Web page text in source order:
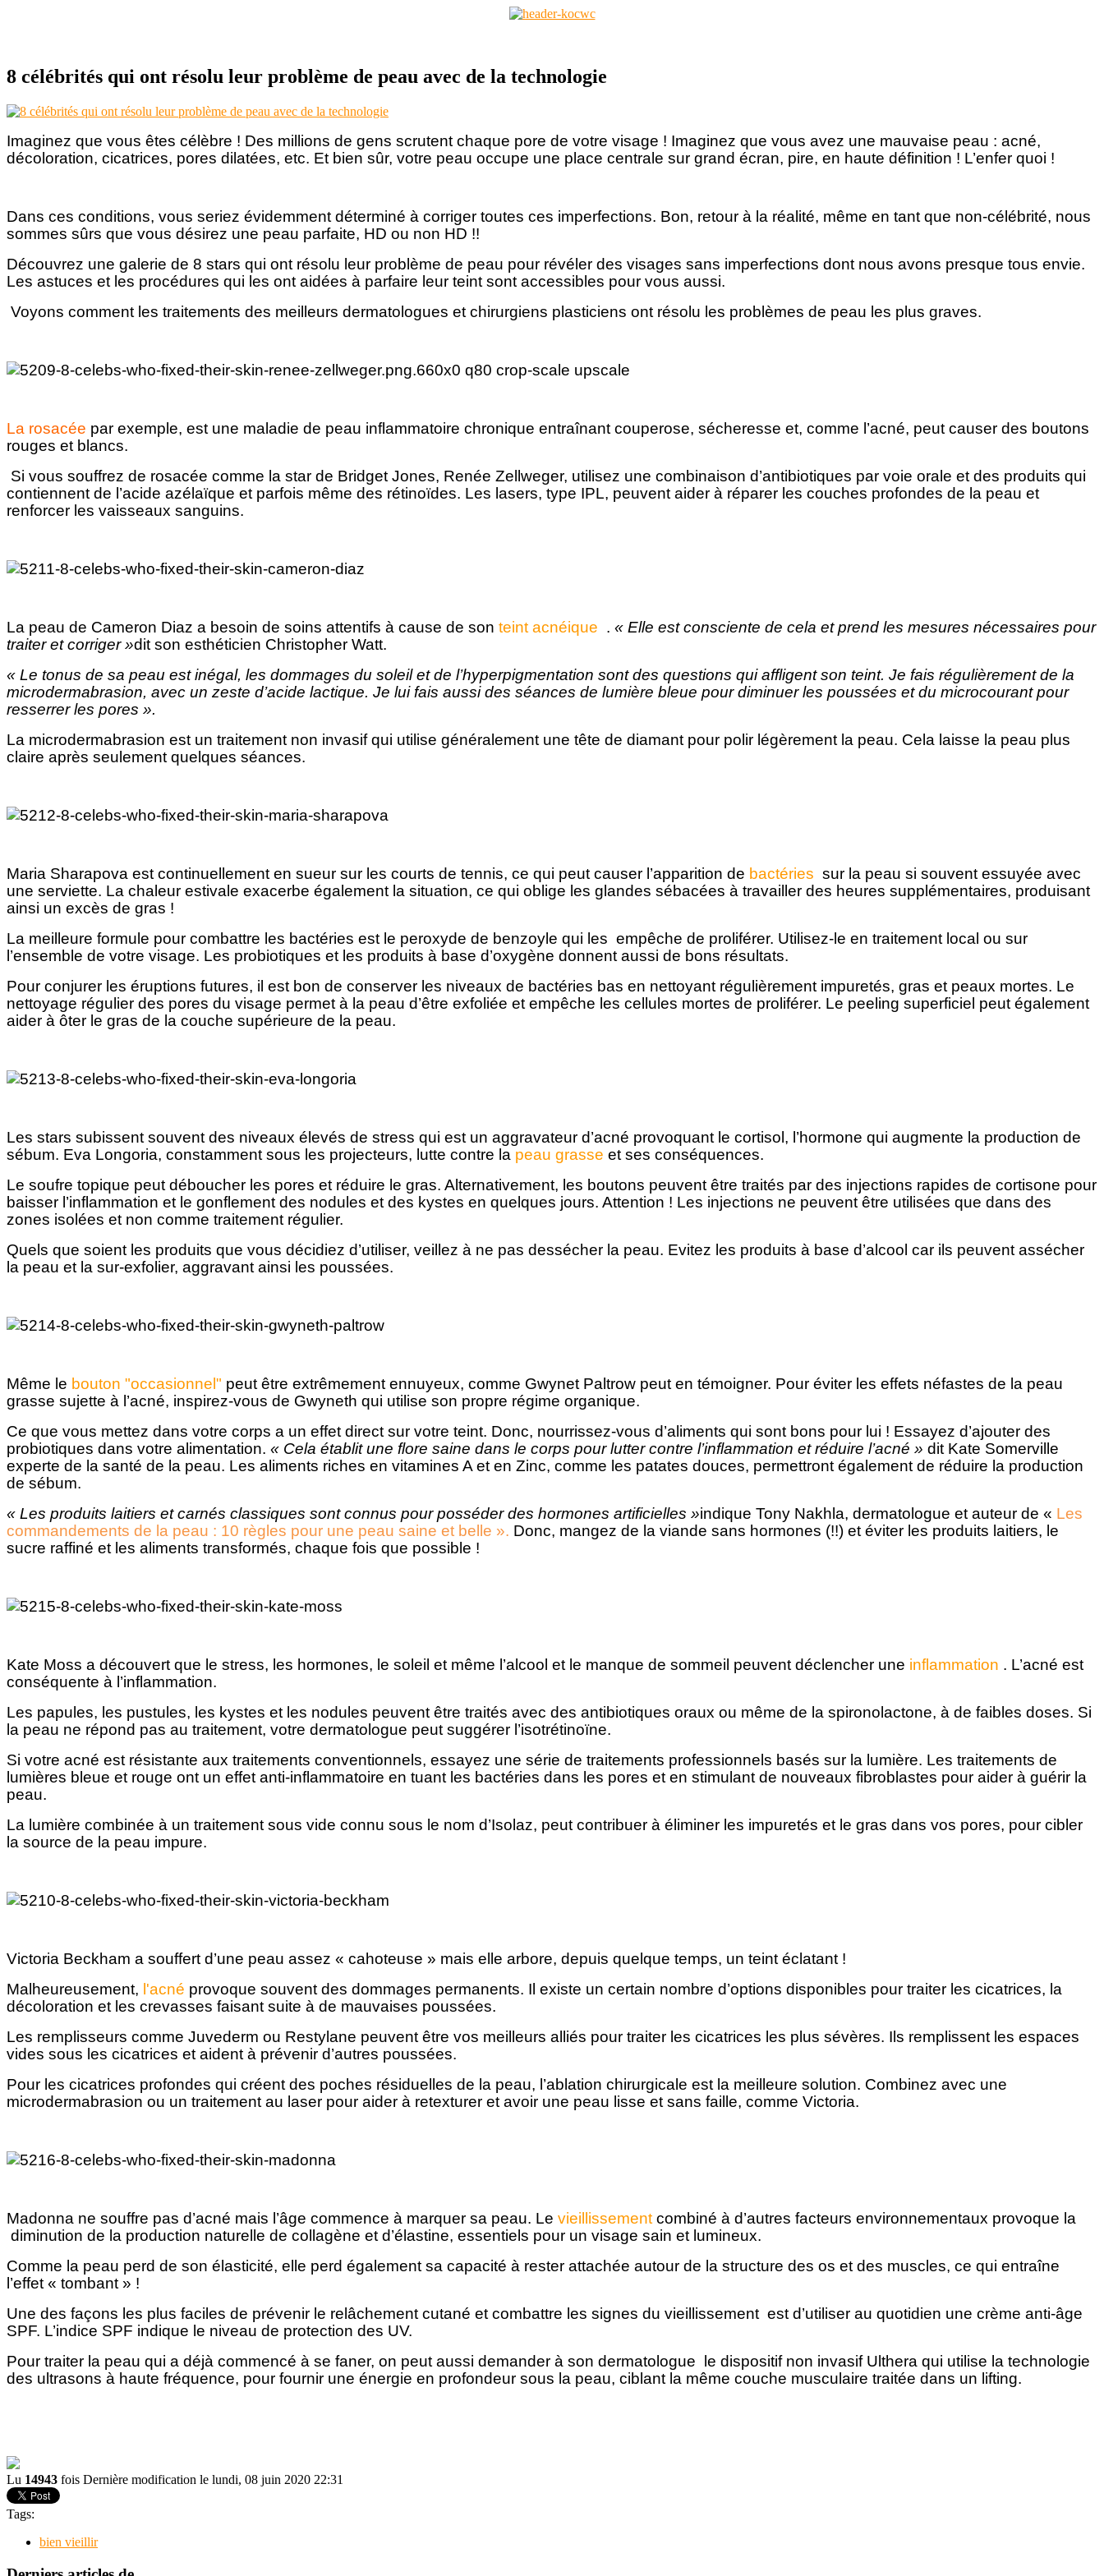
8 célébrités qui ont résolu leur problème de peau avec de la technologie
Imaginez que vous êtes célèbre ! Des millions de gens scrutent chaque pore de votre visage ! Imaginez que vous avez une mauvaise peau : acné,
décoloration, cicatrices, pores dilatées, etc. Et bien sûr, votre peau occupe une place centrale sur grand écran, pire, en haute définition ! L’enfer quoi !
Dans ces conditions, vous seriez évidemment déterminé à corriger toutes ces imperfections. Bon, retour à la réalité, même en tant que non-célébrité, nous
sommes sûrs que vous désirez une peau parfaite, HD ou non HD !!
Découvrez une galerie de 8 stars qui ont résolu leur problème de peau pour révéler des visages sans imperfections dont nous avons presque tous envie.
Les astuces et les procédures qui les ont aidées à parfaire leur teint sont accessibles pour vous aussi.
Voyons comment les traitements des meilleurs dermatologues et chirurgiens plasticiens ont résolu les problèmes de peau les plus graves.
La rosacée par exemple, est une maladie de peau inflammatoire chronique entraînant couperose, sécheresse et, comme l’acné, peut causer des boutons
rouges et blancs.
Si vous souffrez de rosacée comme la star de Bridget Jones, Renée Zellweger, utilisez une combinaison d’antibiotiques par voie orale et des produits qui
contiennent de l’acide azélaïque et parfois même des rétinoïdes. Les lasers, type IPL, peuvent aider à réparer les couches profondes de la peau et
renforcer les vaisseaux sanguins.
La peau de Cameron Diaz a besoin de soins attentifs à cause de son teint acnéique . « Elle est consciente de cela et prend les mesures nécessaires pour
traiter et corriger »dit son esthéticien Christopher Watt.
« Le tonus de sa peau est inégal, les dommages du soleil et de l’hyperpigmentation sont des questions qui affligent son teint. Je fais régulièrement de la
microdermabrasion, avec un zeste d’acide lactique. Je lui fais aussi des séances de lumière bleue pour diminuer les poussées et du microcourant pour
resserrer les pores ».
La microdermabrasion est un traitement non invasif qui utilise généralement une tête de diamant pour polir légèrement la peau. Cela laisse la peau plus
claire après seulement quelques séances.
Maria Sharapova est continuellement en sueur sur les courts de tennis, ce qui peut causer l’apparition de bactéries sur la peau si souvent essuyée avec
une serviette. La chaleur estivale exacerbe également la situation, ce qui oblige les glandes sébacées à travailler des heures supplémentaires, produisant
ainsi un excès de gras !
La meilleure formule pour combattre les bactéries est le peroxyde de benzoyle qui les empêche de proliférer. Utilisez-le en traitement local ou sur
l’ensemble de votre visage. Les probiotiques et les produits à base d’oxygène donnent aussi de bons résultats.
Pour conjurer les éruptions futures, il est bon de conserver les niveaux de bactéries bas en nettoyant régulièrement impuretés, gras et peaux mortes. Le
nettoyage régulier des pores du visage permet à la peau d’être exfoliée et empêche les cellules mortes de proliférer. Le peeling superficiel peut également
aider à ôter le gras de la couche supérieure de la peau.
Les stars subissent souvent des niveaux élevés de stress qui est un aggravateur d’acné provoquant le cortisol, l’hormone qui augmente la production de
sébum. Eva Longoria, constamment sous les projecteurs, lutte contre la peau grasse et ses conséquences.
Le soufre topique peut déboucher les pores et réduire le gras. Alternativement, les boutons peuvent être traités par des injections rapides de cortisone pour
baisser l’inflammation et le gonflement des nodules et des kystes en quelques jours. Attention ! Les injections ne peuvent être utilisées que dans des
zones isolées et non comme traitement régulier.
Quels que soient les produits que vous décidiez d’utiliser, veillez à ne pas dessécher la peau. Evitez les produits à base d’alcool car ils peuvent assécher
la peau et la sur-exfolier, aggravant ainsi les poussées.
Même le bouton "occasionnel" peut être extrêmement ennuyeux, comme Gwynet Paltrow peut en témoigner. Pour éviter les effets néfastes de la peau
grasse sujette à l’acné, inspirez-vous de Gwyneth qui utilise son propre régime organique.
Ce que vous mettez dans votre corps a un effet direct sur votre teint. Donc, nourrissez-vous d’aliments qui sont bons pour lui ! Essayez d’ajouter des
probiotiques dans votre alimentation. « Cela établit une flore saine dans le corps pour lutter contre l’inflammation et réduire l’acné » dit Kate Somerville
experte de la santé de la peau. Les aliments riches en vitamines A et en Zinc, comme les patates douces, permettront également de réduire la production
de sébum.
« Les produits laitiers et carnés classiques sont connus pour posséder des hormones artificielles »indique Tony Nakhla, dermatologue et auteur de « Les
commandements de la peau : 10 règles pour une peau saine et belle ». Donc, mangez de la viande sans hormones (!!) et éviter les produits laitiers, le
sucre raffiné et les aliments transformés, chaque fois que possible !
Kate Moss a découvert que le stress, les hormones, le soleil et même l’alcool et le manque de sommeil peuvent déclencher une inflammation . L’acné est
conséquente à l’inflammation.
Les papules, les pustules, les kystes et les nodules peuvent être traités avec des antibiotiques oraux ou même de la spironolactone, à de faibles doses. Si
la peau ne répond pas au traitement, votre dermatologue peut suggérer l’isotrétinoïne.
Si votre acné est résistante aux traitements conventionnels, essayez une série de traitements professionnels basés sur la lumière. Les traitements de
lumières bleue et rouge ont un effet anti-inflammatoire en tuant les bactéries dans les pores et en stimulant de nouveaux fibroblastes pour aider à guérir la
peau.
La lumière combinée à un traitement sous vide connu sous le nom d’Isolaz, peut contribuer à éliminer les impuretés et le gras dans vos pores, pour cibler
la source de la peau impure.
Victoria Beckham a souffert d’une peau assez « cahoteuse » mais elle arbore, depuis quelque temps, un teint éclatant !
Malheureusement, l'acné provoque souvent des dommages permanents. Il existe un certain nombre d’options disponibles pour traiter les cicatrices, la
décoloration et les crevasses faisant suite à de mauvaises poussées.
Les remplisseurs comme Juvederm ou Restylane peuvent être vos meilleurs alliés pour traiter les cicatrices les plus sévères. Ils remplissent les espaces
vides sous les cicatrices et aident à prévenir d’autres poussées.
Pour les cicatrices profondes qui créent des poches résiduelles de la peau, l’ablation chirurgicale est la meilleure solution. Combinez avec une
microdermabrasion ou un traitement au laser pour aider à retexturer et avoir une peau lisse et sans faille, comme Victoria.
Madonna ne souffre pas d’acné mais l’âge commence à marquer sa peau. Le vieillissement combiné à d’autres facteurs environnementaux provoque la
diminution de la production naturelle de collagène et d’élastine, essentiels pour un visage sain et lumineux.
Comme la peau perd de son élasticité, elle perd également sa capacité à rester attachée autour de la structure des os et des muscles, ce qui entraîne
l’effet « tombant » !
Une des façons les plus faciles de prévenir le relâchement cutané et combattre les signes du vieillissement est d’utiliser au quotidien une crème anti-âge
SPF. L’indice SPF indique le niveau de protection des UV.
Pour traiter la peau qui a déjà commencé à se faner, on peut aussi demander à son dermatologue le dispositif non invasif Ulthera qui utilise la technologie
des ultrasons à haute fréquence, pour fournir une énergie en profondeur sous la peau, ciblant la même couche musculaire traitée dans un lifting.
Lu 14943 fois Dernière modification le lundi, 08 juin 2020 22:31
Tags:
bien vieillir